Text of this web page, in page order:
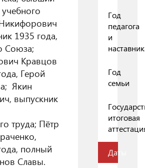
1935 года,
Союза;
Кравцов
Герой
Якин
выпускник
труда; Пётр
полный
Славы.
Год
педагога
и
Год
семьи
итоговая
Даты